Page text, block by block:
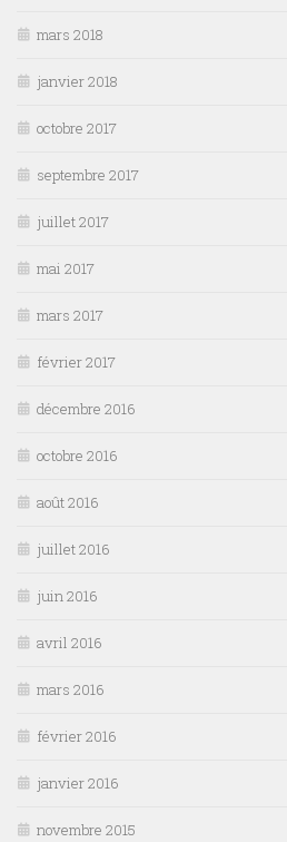
mars 2018
janvier 2018
octobre 2017
septembre 2017
juillet 2017
mai 2017
mars 2017
février 2017
décembre 2016
octobre 2016
août 2016
juillet 2016
juin 2016
avril 2016
mars 2016
février 2016
janvier 2016
novembre 2015